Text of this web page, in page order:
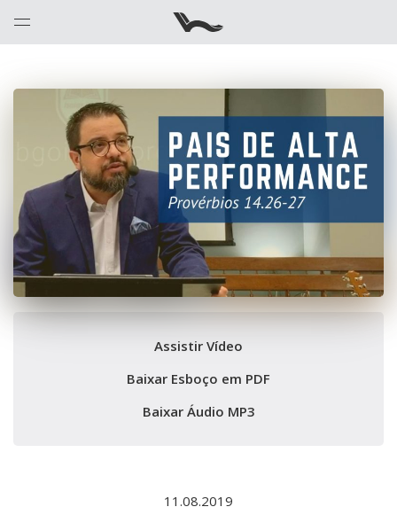
Assistir Vídeo
Baixar Esboço em PDF
Baixar Áudio MP3
11.08.2019